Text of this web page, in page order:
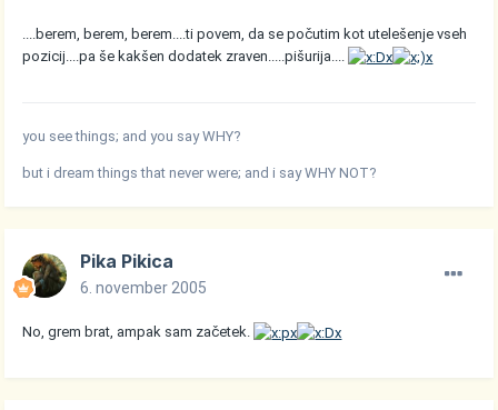
....berem, berem, berem....ti povem, da se počutim kot utelešenje vseh
pozicij....pa še kakšen dodatek zraven.....pišurija....
you see things; and you say WHY?
but i dream things that never were; and i say WHY NOT?
Pika Pikica
6. november 2005
No, grem brat, ampak sam začetek.